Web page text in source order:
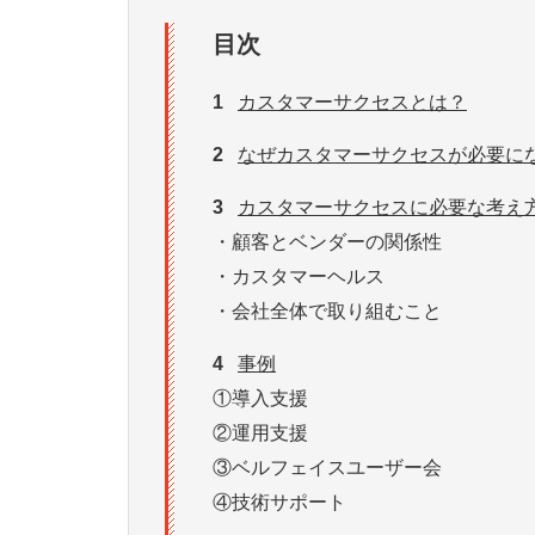
目次
1 カスタマーサクセスとは？
2 なぜカスタマーサクセスが必要に
3
カスタマーサクセスに必要な考え
・顧客とベンダーの関係性
・カスタマーヘルス
・会社全体で取り組むこと
4
事例
①導入支援
②運用支援
③ベルフェイスユーザー会
④技術サポート